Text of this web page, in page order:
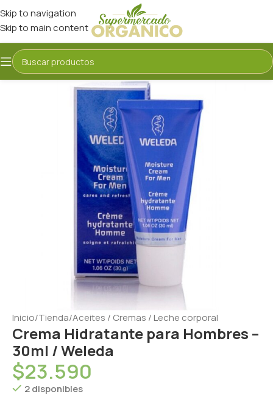
Skip to navigation
Skip to main content
Inicio/Tienda/Aceites / Cremas / Leche corporal
Crema Hidratante para Hombres –
30ml / Weleda
$23.590
2 disponibles